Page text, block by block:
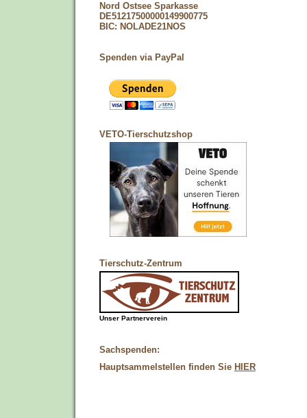
Nord Ostsee Sparkasse
DE51217500000149900775
BIC: NOLADE21NOS
Spenden via PayPal
VETO-Tierschutzshop
Tierschutz-Zentrum
Unser Partnerverein
Sachspenden:
Hauptsammelstellen finden Sie HIER